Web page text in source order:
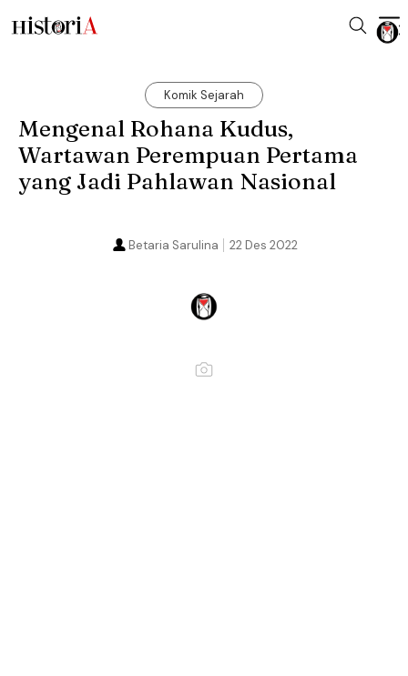
Komik Sejarah
Mengenal Rohana Kudus,
Wartawan Perempuan Pertama
yang Jadi Pahlawan Nasional
22 Des 2022
Betaria Sarulina